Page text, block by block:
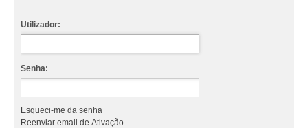
Utilizador:
Senha:
Esqueci-me da senha
Reenviar email de Ativação